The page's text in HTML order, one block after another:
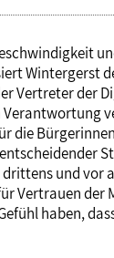
Wintergerst
Vertreter der
die
und vor
Vertrauen der
haben,